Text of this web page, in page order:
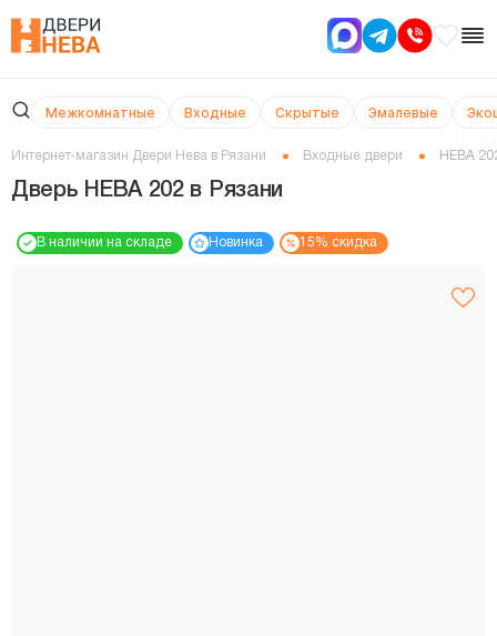
Межкомнатные Входные Скрытые Эмалевые
Интернет-магазин Двери Нева в Рязани Входные двери НЕВА
Дверь НЕВА 202 в Рязани
В наличии на складе Новинка 15% скидка